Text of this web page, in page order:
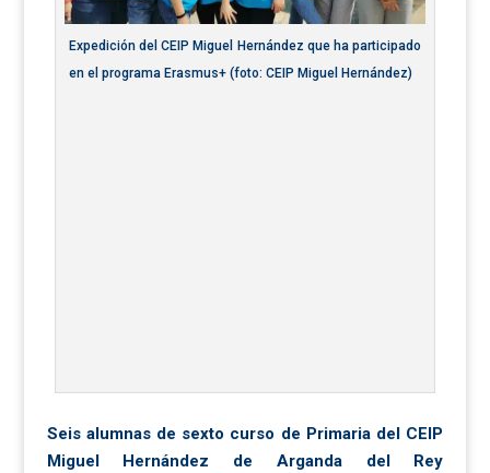
Expedición del CEIP Miguel Hernández que ha participado
en el programa Erasmus+ (foto: CEIP Miguel Hernández)
Seis alumnas de sexto curso de Primaria del CEIP
Miguel Hernández de Arganda del Rey